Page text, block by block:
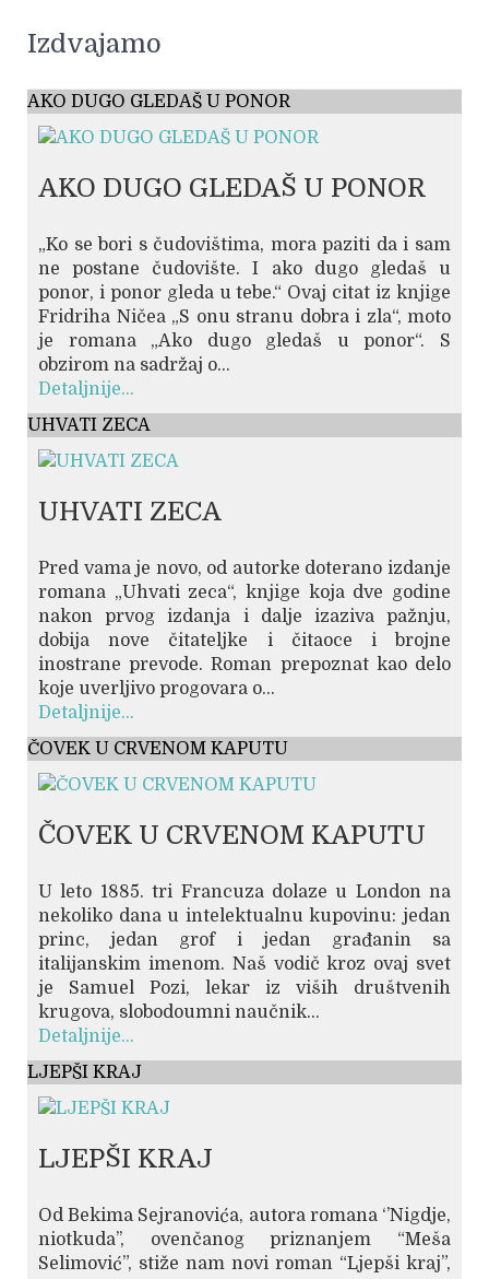
Izdvajamo
AKO DUGO GLEDAŠ U PONOR
AKO DUGO GLEDAŠ U PONOR
„Ko se bori s čudovištima, mora paziti da i sam
ne postane čudovište. I ako dugo gledaš u
ponor, i ponor gleda u tebe.“ Ovaj citat iz knjige
Fridriha Ničea „S onu stranu dobra i zla“, moto
je romana „Ako dugo gledaš u ponor“. S
obzirom na sadržaj o...
Detaljnije...
UHVATI ZECA
UHVATI ZECA
Pred vama je novo, od autorke doterano izdanje
romana „Uhvati zeca“, knjige koja dve godine
nakon prvog izdanja i dalje izaziva pažnju,
dobija nove čitateljke i čitaoce i brojne
inostrane prevode. Roman prepoznat kao delo
koje uverljivo progovara o...
Detaljnije...
ČOVEK U CRVENOM KAPUTU
ČOVEK U CRVENOM KAPUTU
U leto 1885. tri Francuza dolaze u London na
nekoliko dana u intelektualnu kupovinu: jedan
princ, jedan grof i jedan građanin sa
italijanskim imenom. Naš vodič kroz ovaj svet
je Samuel Pozi, lekar iz viših društvenih
krugova, slobodoumni naučnik...
Detaljnije...
LJEPŠI KRAJ
LJEPŠI KRAJ
Od Bekima Sejranovića, autora romana ‘’Nigdje,
niotkuda’’, ovenčanog priznanjem “Meša
Selimović”, stiže nam novi roman “Ljepši kraj”,